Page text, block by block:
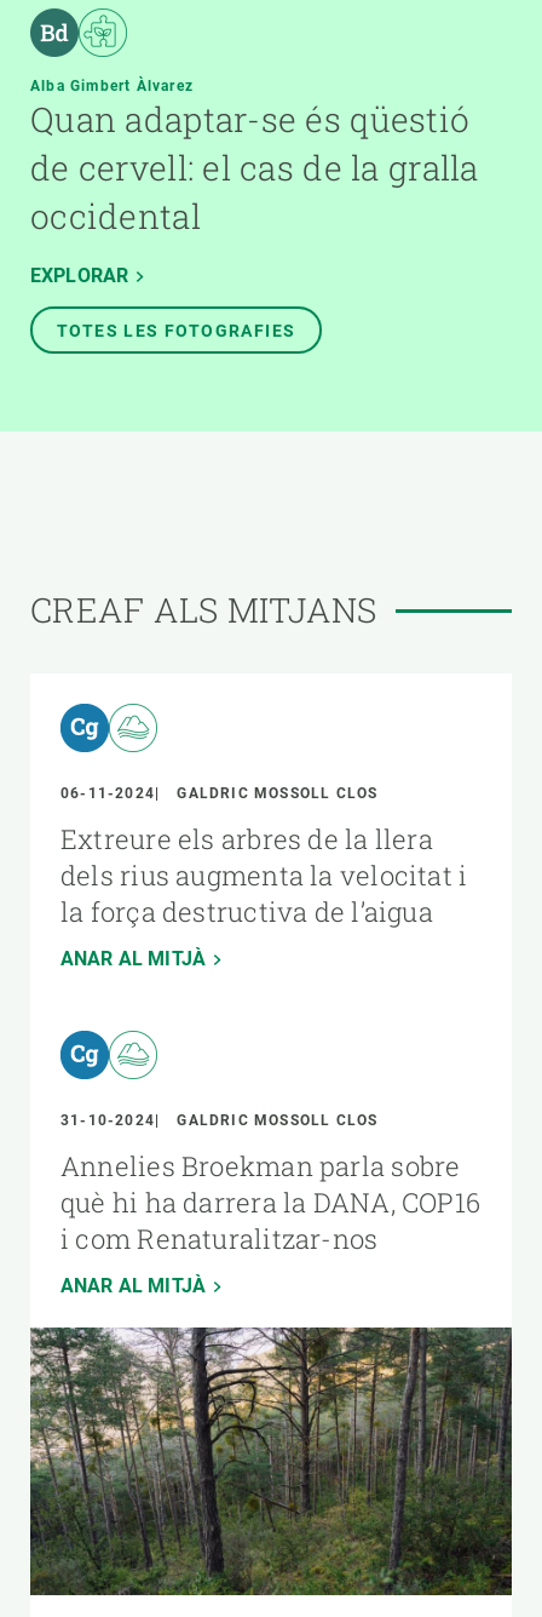
Alba Gimbert Àlvarez
Quan adaptar-se és qüestió
de cervell: el cas de la gralla
occidental
EXPLORAR
TOTES LES FOTOGRAFIES
CREAF ALS MITJANS
06-11-2024 GALDRIC MOSSOLL CLOS
Extreure els arbres de la llera
dels rius augmenta la velocitat i
la força destructiva de l’aigua
ANAR AL MITJÀ
31-10-2024 GALDRIC MOSSOLL CLOS
Annelies Broekman parla sobre
què hi ha darrera la DANA, COP16
i com Renaturalitzar-nos
ANAR AL MITJÀ